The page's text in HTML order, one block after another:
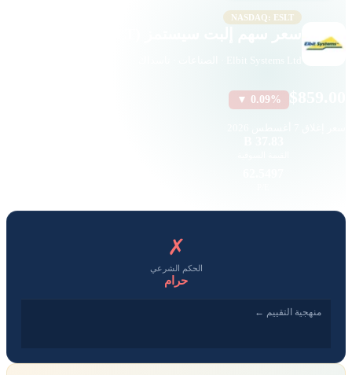
NASDAQ: ESLT
▼ 0.09%
✗
الحكم الشرعي
حرام
منهجية التقييم ←